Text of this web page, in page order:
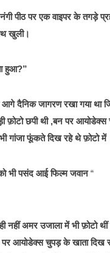
पीठ पर एक वाइपर के तगड़े
खुली।
हुआ?”
दैनिक जागरण रखा गया था
फ़ोटो छपी थी ,बन पर
भी गांजा फूंकते दिख रहे थे फ़ोटो में
भी पसंद आई फिल्म जवान“
अमर उजाला में भी फ़ोटो थीं
पर आयोडेक्स चुपड़ के खाता दिख